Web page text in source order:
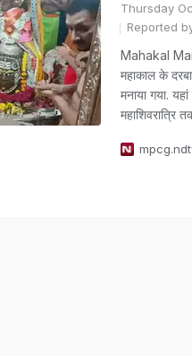
Thursday
Reported
Mahakal
महाकाल के
मनाया गया.
महाशिवरात्रि